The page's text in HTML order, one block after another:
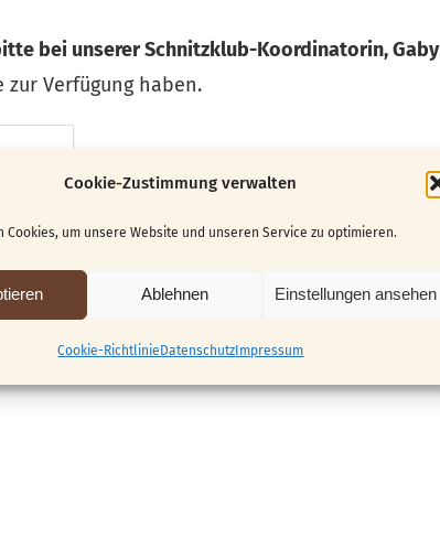
Cookie-Zustimmung verwalten
Cookies, um unsere Website und unseren Service zu optimieren.
Ablehnen Einstellungen ansehen
Cookie-RichtlinieDatenschutzImpressum
bei unserer Schnitzklub-Koordinatorin, Gaby
Verfügung haben.